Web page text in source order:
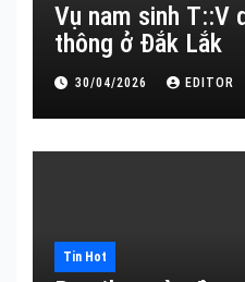
Vụ nam sinh T::V
thông ở Đắk Lắk
30/04/2026 EDITOR
Tin Hot